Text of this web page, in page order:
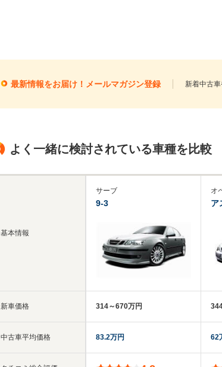
最新情報をお届け！メールマガジン登録 新着中古
よく一緒に検討されている車種を比較
基本情報
新車価格
中古車平均価格
サーブ
9-3
314～670万円
83.2万円
オ
ア
62